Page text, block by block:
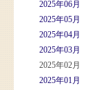
2025年06月
2025年05月
2025年04月
2025年03月
2025年02月
2025年01月